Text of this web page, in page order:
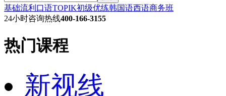
基础流利口语TOPIK初级优练韩国语西语商务班
24小时咨询热线400-166-3155
热门课程
新视线